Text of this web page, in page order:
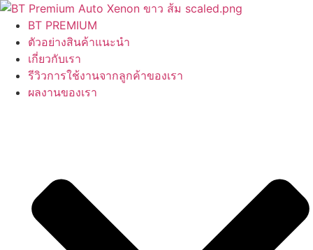
Skip
content
BT PREMIUM
ตัวอย่างสินค้าแนะนำ
เกี่ยวกับเรา
รีวิวการใช้งานจากลูกค้าของเรา
ผลงานของเรา